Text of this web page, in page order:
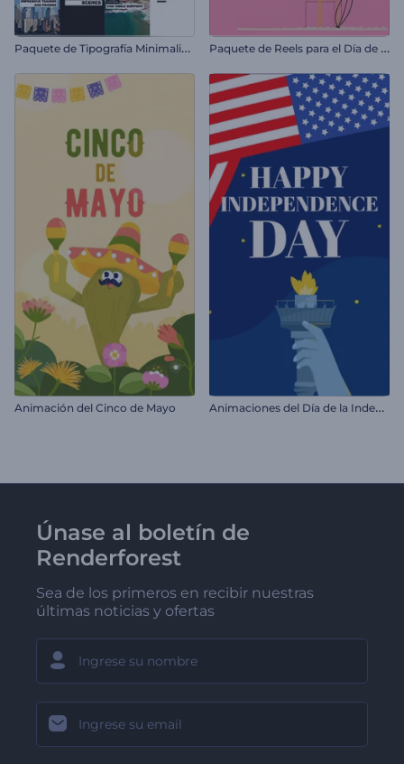
P
aquete de Tipografía Minimalista P
aquete de Reels para el Día de San Valentín
Animación del Cinco de Mayo A
nimaciones del Día de la Independencia de EE. UU.
Únase al boletín de
Renderforest
Sea de los primeros en recibir nuestras
últimas noticias y ofertas